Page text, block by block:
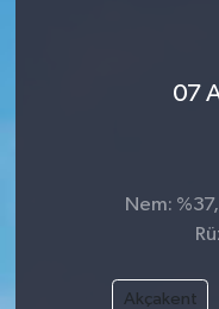
07
Nem:
Akçakent